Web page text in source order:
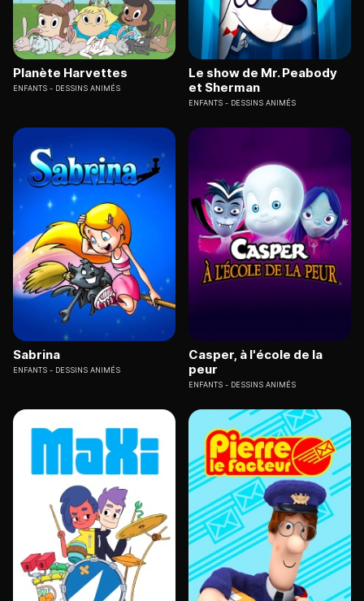
Planète Harvettes
ENFANTS DESSINS ANIMÉS
Le show de Mr. Peabody
et Sherman
ENFANTS DESSINS ANIMÉS
Sabrina
ENFANTS DESSINS ANIMÉS
Casper, à l'école de la
peur
ENFANTS DESSINS ANIMÉS